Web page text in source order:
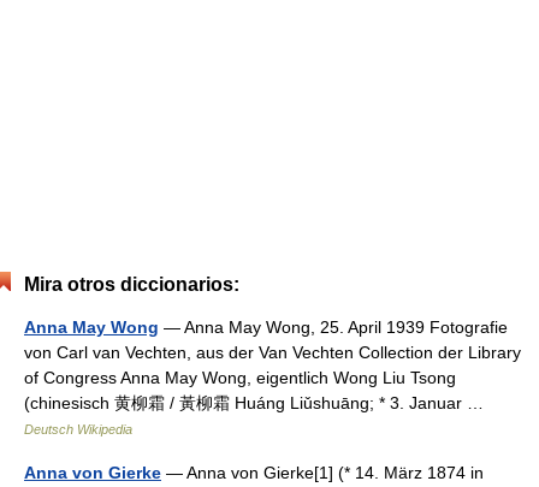
Mira otros diccionarios:
Anna May Wong — Anna May Wong, 25. April 1939 Fotografie
von Carl van Vechten, aus der Van Vechten Collection der Library
of Congress Anna May Wong, eigentlich Wong Liu Tsong
(chinesisch 黄柳霜 / 黃柳霜 Huáng Liǔshuāng; * 3. Januar …
Deutsch Wikipedia
Anna von Gierke — Anna von Gierke[1] (* 14. März 1874 in